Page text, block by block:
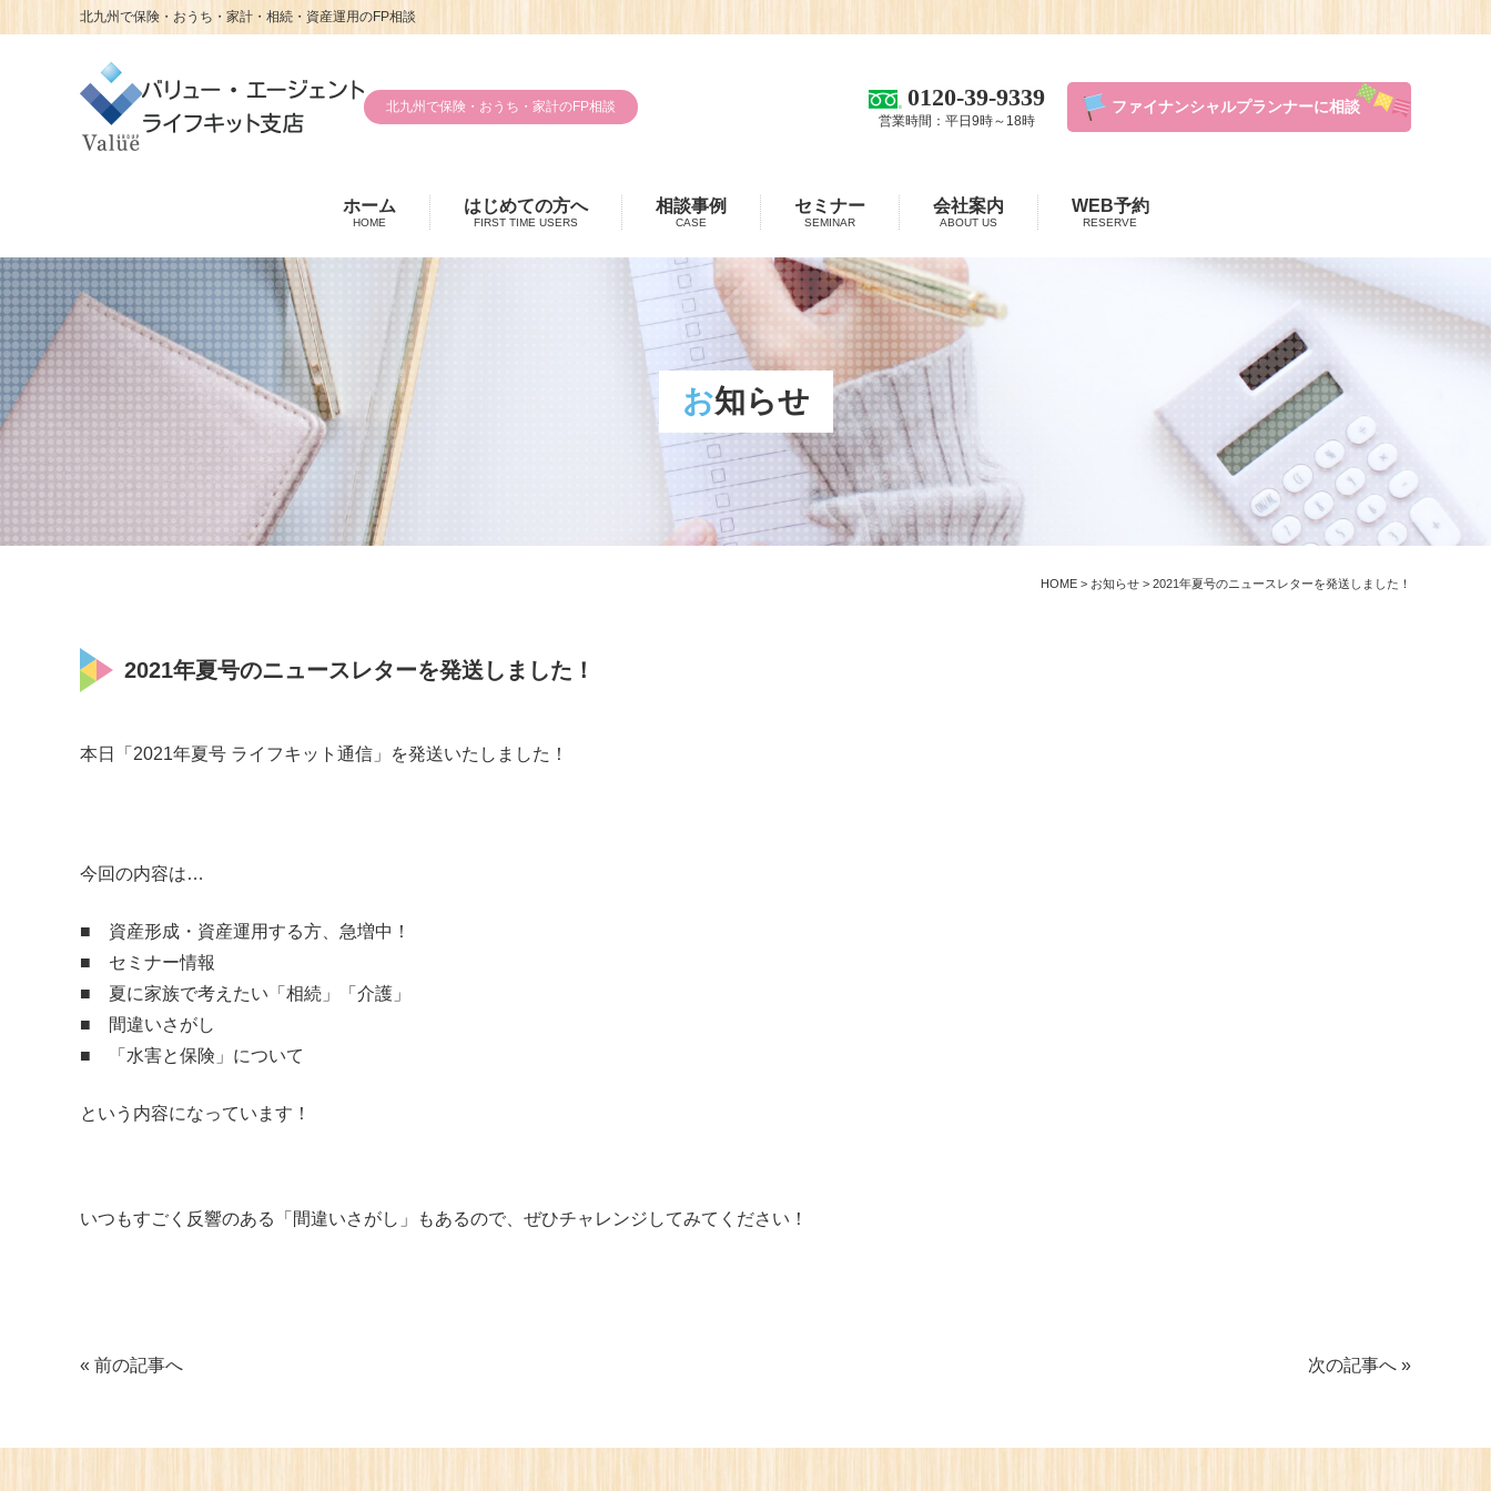
北九州で保険・おうち・家計・相続・資産運用のFP相談
北九州で保険・おうち・家計のFP相談 0120-39-9339
営業時間：平日9時～18時
ファイナンシャルプランナーに相談
ホーム
HOME
はじめての方へ
FIRST TIME USERS
相談事例
CASE
セミナー
SEMINAR
会社案内
ABOUT US
WEB予約
RESERVE
お知らせ
HOME > お知らせ > 2021年夏号のニュースレターを発送しました！
2021年夏号のニュースレターを発送しました！
本日「2021年夏号 ライフキット通信」を発送いたしました！
今回の内容は…
■ 資産形成・資産運用する方、急増中！
■ セミナー情報
■ 夏に家族で考えたい「相続」「介護」
■ 間違いさがし
■ 「水害と保険」について
という内容になっています！
いつもすごく反響のある「間違いさがし」もあるので、ぜひチャレンジしてみてください！
« 前の記事へ 次の記事へ »